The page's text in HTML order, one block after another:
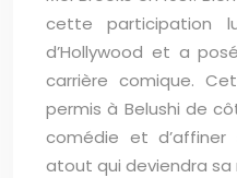
cette participation
d’Hollywood et a
carrière comique.
permis à Belushi de
comédie et
atout qui deviendra